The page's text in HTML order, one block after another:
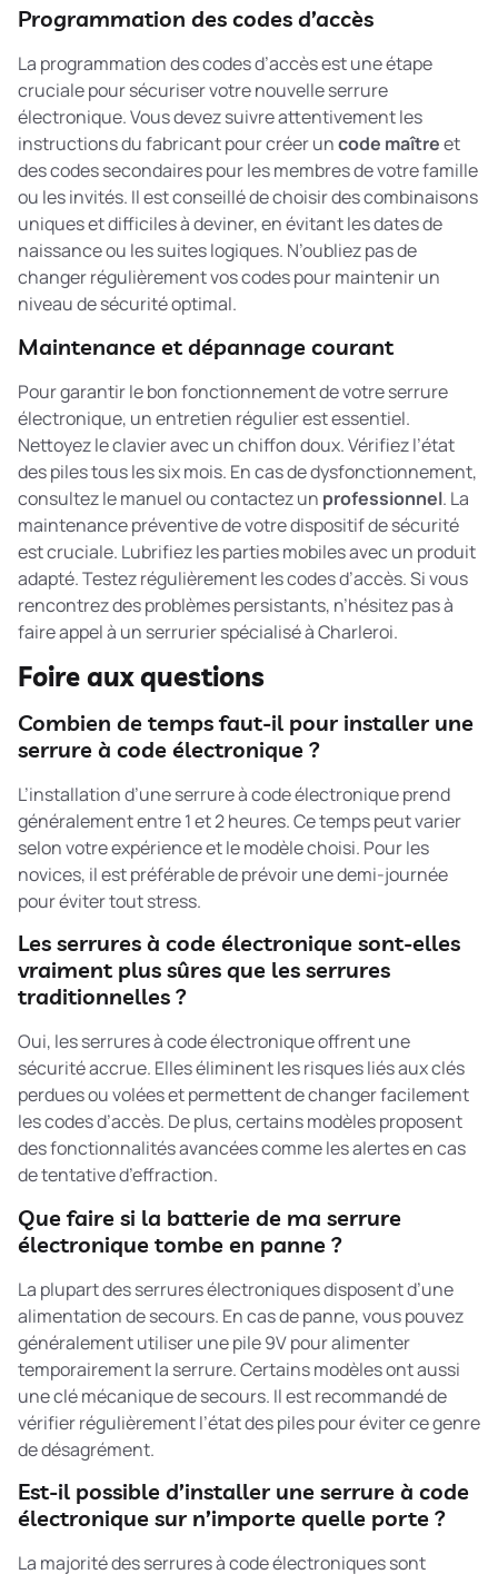
Programmation des codes d’accès
La programmation des codes d’accès est une étape
cruciale pour sécuriser votre nouvelle serrure
électronique. Vous devez suivre attentivement les
instructions du fabricant pour créer uncode maîtreet
des codes secondaires pour les membres de votre famille
ou les invités. Il est conseillé de choisir des combinaisons
uniques et difficiles à deviner, en évitant les dates de
naissance ou les suites logiques. N’oubliez pas de
changer régulièrement vos codes pour maintenir un
niveau de sécurité optimal.
Maintenance et dépannage courant
Pour garantir le bon fonctionnement de votre serrure
électronique, un entretien régulier est essentiel.
Nettoyez le clavier avec un chiffon doux. Vérifiez l’état
des piles tous les six mois. En cas de dysfonctionnement,
consultez le manuel ou contactez un professionnel. La
maintenance préventivede votre dispositif de sécurité
est cruciale. Lubrifiez les parties mobiles avec un produit
adapté. Testez régulièrement les codes d’accès. Si vous
rencontrez des problèmes persistants, n’hésitez pas à
faire appel à un serrurier spécialisé à Charleroi.
Foire aux questions
Combien de temps faut-il pour installer une
serrure à code électronique ?
L’installation d’une serrure à code électronique prend
généralement entre 1 et 2 heures. Ce temps peut varier
selon votre expérience et le modèle choisi. Pour les
novices, il est préférable de prévoir une demi-journée
pour éviter tout stress.
Les serrures à code électronique sont-elles
vraiment plus sûres que les serrures
traditionnelles ?
Oui, les serrures à code électronique offrent une
sécurité accrue. Elles éliminent les risques liés aux clés
perdues ou volées et permettent de changer facilement
les codes d’accès. De plus, certains modèles proposent
des fonctionnalités avancées comme les alertes en cas
de tentative d’effraction.
Que faire si la batterie de ma serrure
électronique tombe en panne ?
La plupart des serrures électroniques disposent d’une
alimentation de secours. En cas de panne, vous pouvez
généralement utiliser une pile 9V pour alimenter
temporairement la serrure. Certains modèles ont aussi
une clé mécanique de secours. Il est recommandé de
vérifier régulièrement l’état des piles pour éviter ce genre
de désagrément.
Est-il possible d’installer une serrure à code
électronique sur n’importe quelle porte ?
La majorité des serrures à code électroniques sont